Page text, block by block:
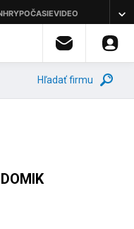
Hľadať firmu
Ján Domik - AUTOŠKOLA DOMIK